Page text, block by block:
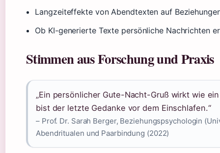
Langzeiteffekte von Abendtexten auf
Ob KI-generierte Texte persönliche Nachrichten
Stimmen aus Forschung und Praxis
„Ein persönlicher Gute-Nacht-Gruß wirkt wie
bist der letzte Gedanke vor dem Einschlafen.“
– Prof. Dr. Sarah Berger, Beziehungspsychologin
Abendritualen und Paarbindung (2022)